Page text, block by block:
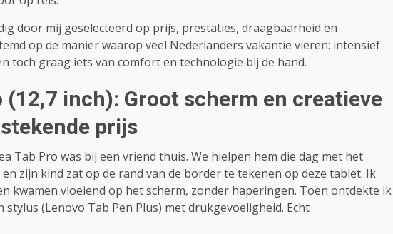
door mij geselecteerd op prijs, prestaties, draagbaarheid en
op de manier waarop veel Nederlanders vakantie vieren: intensief
toch graag iets van comfort en technologie bij de hand.
(12,7 inch): Groot scherm en creatieve
prijs
Tab Pro was bij een vriend thuis. We hielpen hem die dag met het
zijn kind zat op de rand van de border te tekenen op deze tablet. Ik
kwamen vloeiend op het scherm, zonder haperingen. Toen ontdekte ik
(Lenovo Tab Pen Plus) met drukgevoeligheid. Echt